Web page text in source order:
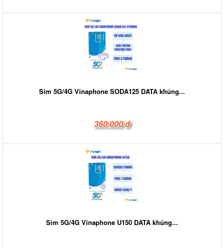
Sim 5G/4G Vinaphone SODA125 DATA khủng...
360.000 đ
Sim 5G/4G Vinaphone U150 DATA khủng...